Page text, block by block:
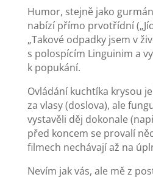
Humor, stejně jako
nabízí přímo prvotřídní
„Takové odpadky jsem v
s polospícím Linguinim a
k popukání.
Ovládání kuchtíka krysou
za vlasy (doslova), ale
vystavěli děj dokonale
před koncem se provalí
filmech nechávají až na
Nevím jak vás, ale mě z